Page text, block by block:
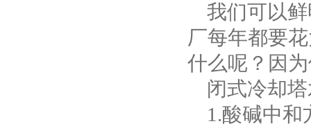
我们可以鲜
厂每年都要
什么呢？因
闭式冷却塔
1.酸碱中和